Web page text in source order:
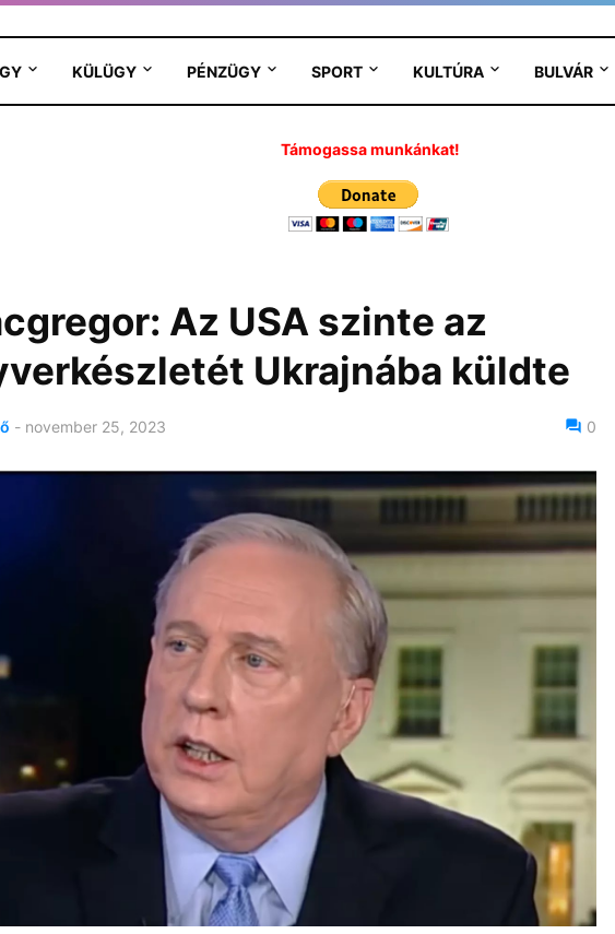
KÜLÜGY PÉNZÜGY SPORT KULTÚRA BULVÁR
Támogassa munkánkat!
Az USA szinte az
Ukrajnába küldte
- november 25, 2023 0